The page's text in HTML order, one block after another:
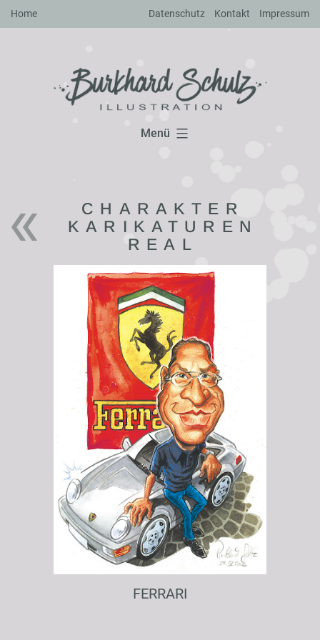
Zum
Home Datenschutz Kontakt Impressum
Menü
CHARAKTER
KARIKATUREN
REAL
FERRARI